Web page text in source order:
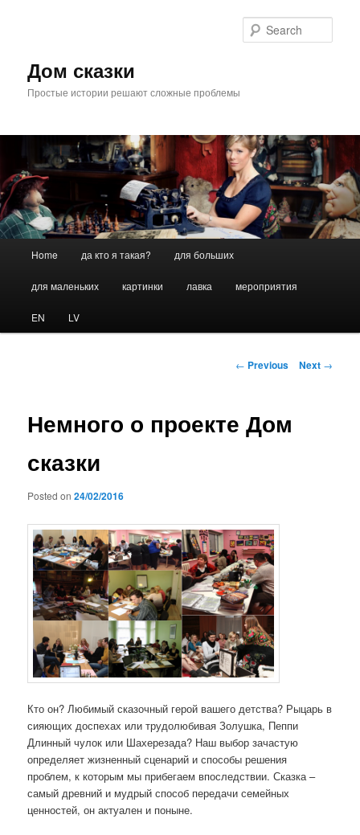
Дом сказки
Простые истории решают сложные проблемы
Home да кто я такая? для больших
для маленьких картинки лавка мероприятия
EN LV
Post
← Previous Next →
Немного о проекте Дом
сказки
Posted on24/02/2016
Кто он? Любимый сказочный герой вашего детства? Рыцарь в
сияющих доспехах или трудолюбивая Золушка, Пеппи
Длинный чулок или Шахерезада? Наш выбор зачастую
определяет жизненный сценарий и способы решения
проблем, к которым мы прибегаем впоследствии. Сказка –
самый древний и мудрый способ передачи семейных
ценностей, он актуален и поныне.